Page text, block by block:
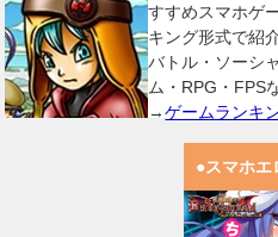
すすめスマホゲ
キング形式で紹
バトル・ソーシ
ム・RPG・FPS
→ゲームランキ
●スマホ